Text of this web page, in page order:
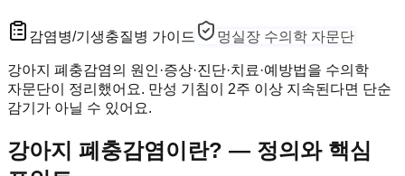
감염병/기생충질병 가이드 멍실장 수의학 자문단
강아지 폐충감염의 원인·증상·진단·치료·예방법을 수의학
자문단이 정리했어요. 만성 기침이 2주 이상 지속된다면 단순
감기가 아닐 수 있어요.
강아지 폐충감염이란? — 정의와 핵심